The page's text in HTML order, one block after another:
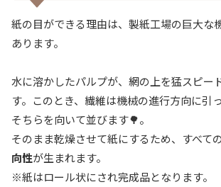
紙の目ができる理由は、製紙工場の巨大な
あります。
水に溶かしたパルプが、網の上を猛スピー
す。このとき、繊維は機械の進行方向に引
そちらを向いて並びます🌳。
そのまま乾燥させて紙にするため、すべて
向性が生まれます。
※紙はロール状にされ完成品となります。